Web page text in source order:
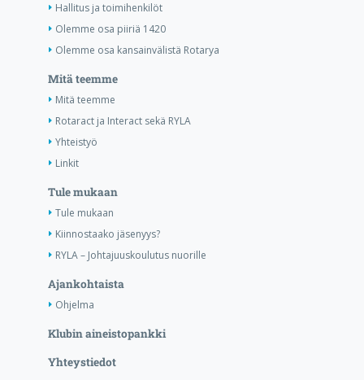
Hallitus ja toimihenkilöt
Olemme osa piiriä 1420
Olemme osa kansainvälistä Rotarya
Mitä teemme
Mitä teemme
Rotaract ja Interact sekä RYLA
Yhteistyö
Linkit
Tule mukaan
Tule mukaan
Kiinnostaako jäsenyys?
RYLA – Johtajuuskoulutus nuorille
Ajankohtaista
Ohjelma
Klubin aineistopankki
Yhteystiedot